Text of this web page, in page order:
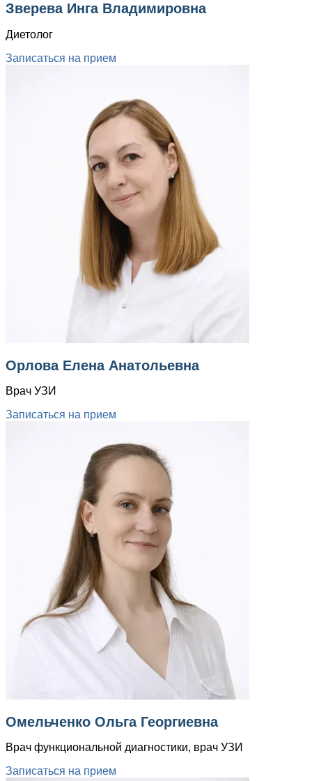
Зверева Инга Владимировна
Диетолог
Записаться на прием
Орлова Елена Анатольевна
Врач УЗИ
Записаться на прием
Омельченко Ольга Георгиевна
Врач функциональной диагностики, врач УЗИ
Записаться на прием